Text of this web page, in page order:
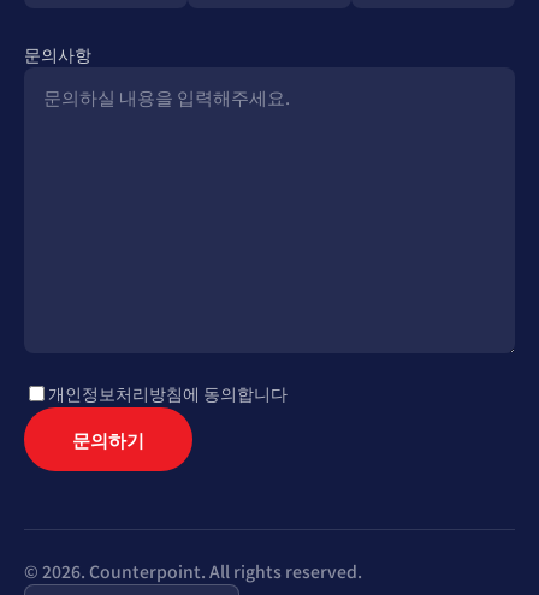
문의사항
개인정보처리방침에 동의합니다
문의하기
© 2026. Counterpoint. All rights reserved.